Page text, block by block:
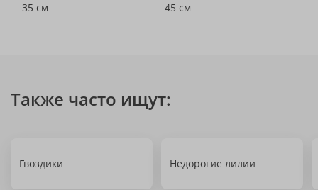
35 см
45 см
Также часто ищут:
Гвоздики Недорогие лилии